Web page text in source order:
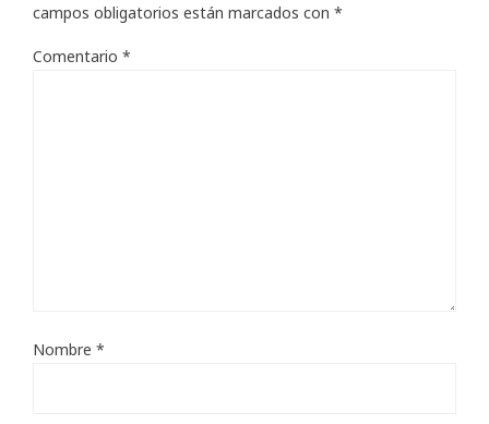
campos obligatorios están marcados con *
Comentario *
Nombre *